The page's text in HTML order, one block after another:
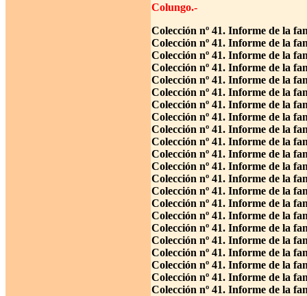
Colungo.-
Colección nº 41. Informe de la
Colección nº 41. Informe de la
Colección nº 41. Informe de la
Colección nº 41. Informe de la
Colección nº 41. Informe de la
Colección nº 41. Informe de la
Colección nº 41. Informe de la
Colección nº 41. Informe de la
Colección nº 41. Informe de la
Colección nº 41. Informe de la
Colección nº 41. Informe de la
Colección nº 41. Informe de la
Colección nº 41. Informe de la
Colección nº 41. Informe de la
Colección nº 41. Informe de la
Colección nº 41. Informe de la
Colección nº 41. Informe de la
Colección nº 41. Informe de la
Colección nº 41. Informe de la
Colección nº 41. Informe de la
Colección nº 41. Informe de la
Colección nº 41. Informe de la